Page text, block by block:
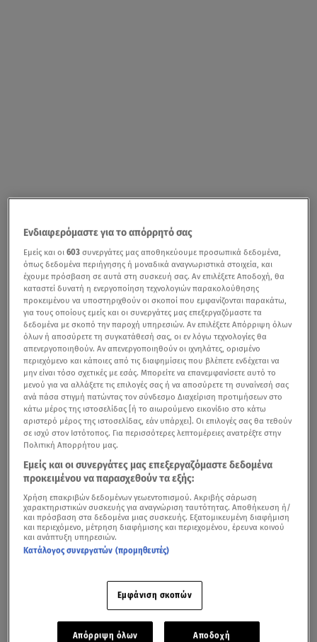
Ενδιαφερόμαστε για το απόρρητό σας
Εμείς και οι603 συνεργάτες μας αποθηκεύουμε προσωπικά δεδομένα,
όπως δεδομένα περιήγησης ή μοναδικά αναγνωριστικά στοιχεία, και
έχουμε πρόσβαση σε αυτά στη συσκευή σας. Αν επιλέξετε Αποδοχή, θα
καταστεί δυνατή η ενεργοποίηση τεχνολογιών παρακολούθησης
προκειμένου να υποστηριχθούν οι σκοποί που εμφανίζονται παρακάτω,
για τους οποίους εμείς και οι συνεργάτες μας επεξεργαζόμαστε τα
δεδομένα με σκοπό την παροχή υπηρεσιών. Αν επιλέξετε Απόρριψη όλων
όλων ή αποσύρετε τη συγκατάθεσή σας, οι εν λόγω τεχνολογίες θα
απενεργοποιηθούν. Αν απενεργοποιηθούν οι ιχνηλάτες, ορισμένο
περιεχόμενο και κάποιες από τις διαφημίσεις που βλέπετε ενδέχεται να
μην είναι τόσο σχετικές με εσάς. Μπορείτε να επανεμφανίσετε αυτό το
μενού για να αλλάξετε τις επιλογές σας ή να αποσύρετε τη συναίνεσή σας
ανά πάσα στιγμή πατώντας τον σύνδεσμο Διαχείριση προτιμήσεων στο
κάτω μέρος της ιστοσελίδας [ή το αιωρούμενο εικονίδιο στο κάτω
αριστερό μέρος της ιστοσελίδας, εάν υπάρχει]. Οι επιλογές σας θα τεθούν
σε ισχύ στον Ιστότοπος. Για περισσότερες λεπτομέρειες ανατρέξτε στην
Πολιτική Απορρήτου μας.
Εμείς και οι συνεργάτες μας επεξεργαζόμαστε δεδομένα
προκειμένου να παρασχεθούν τα εξής:
Χρήση επακριβών δεδομένων γεωεντοπισμού. Ακριβής σάρωση
χαρακτηριστικών συσκευής για αναγνώριση ταυτότητας. Αποθήκευση ή/
και πρόσβαση στα δεδομένα μιας συσκευής. Εξατομικευμένη διαφήμιση
και περιεχόμενο, μέτρηση διαφήμισης και περιεχομένου, έρευνα κοινού
και ανάπτυξη υπηρεσιών.
Κατάλογος συνεργατών (προμηθευτές)
Εμφάνιση σκοπών
Απόρριψη όλων Αποδοχή